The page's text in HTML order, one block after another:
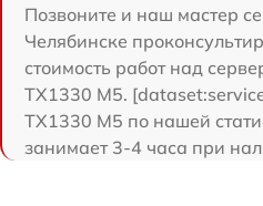
Позвоните и наш мастер
Челябинске
стоимость работ над
TX1330 M5.
TX1330 M5 по нашей
занимает 3-4 часа при